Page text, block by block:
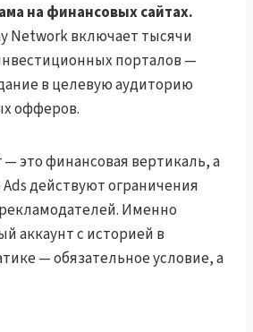
на финансовых сайтах.
Network включает тысячи
порталов —
в целевую аудиторию
офферов.
это финансовая вертикаль, а
Ads действуют ограничения
Именно
аккаунт с историей в
— обязательное условие, а